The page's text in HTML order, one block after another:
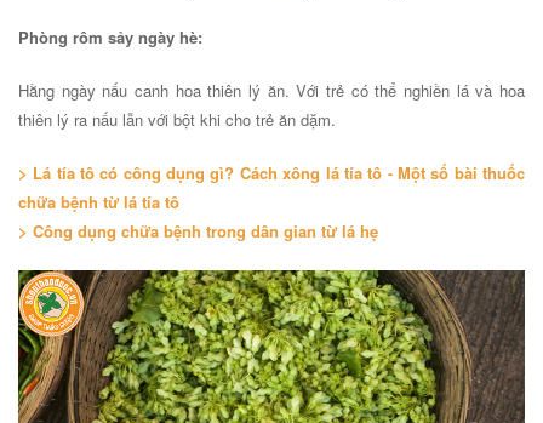
Phòng rôm sảy ngày hè:
Hằng ngày nấu canh hoa thiên lý ăn. Với trẻ có thể nghiền lá và hoa
thiên lý ra nấu lẫn với bột khi cho trẻ ăn dặm.
> Lá tía tô có công dụng gì? Cách xông lá tía tô - Một số bài thuốc
chữa bệnh từ lá tía tô
> Công dụng chữa bệnh trong dân gian từ lá hẹ